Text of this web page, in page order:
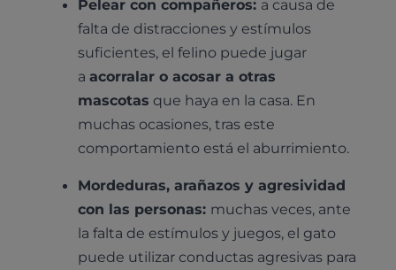
Pelear con compañeros: a causa de
falta de distracciones y estímulos
suficientes, el felino puede jugar
aacorralar o acosar a otras
mascotas que haya en la casa. En
muchas ocasiones, tras este
comportamiento está el aburrimiento.
Mordeduras, arañazos y agresividad
con las personas: muchas veces, ante
la falta de estímulos y juegos, el gato
puede utilizar conductas agresivas para